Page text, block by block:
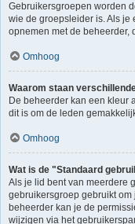
Gebruikersgroepen worden
wie de groepsleider is. Als je
opnemen met de beheerder,
Omhoog
Waarom staan
De beheerder kan een kleur
dit is om de leden
Omhoog
Wat is de "Standaard
Als je lid bent van meerdere
gebruikersgroep gebruikt
beheerder kan je de
wijzigen via het